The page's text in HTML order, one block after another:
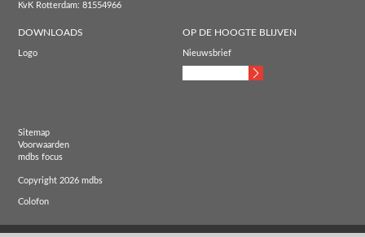
KvK Rotterdam: 81554966
DOWNLOADS
Logo
OP DE HOOGTE BLIJVEN
Nieuwsbrief
Sitemap
Voorwaarden
mdbs focus
Copyright 2026 mdbs
Colofon